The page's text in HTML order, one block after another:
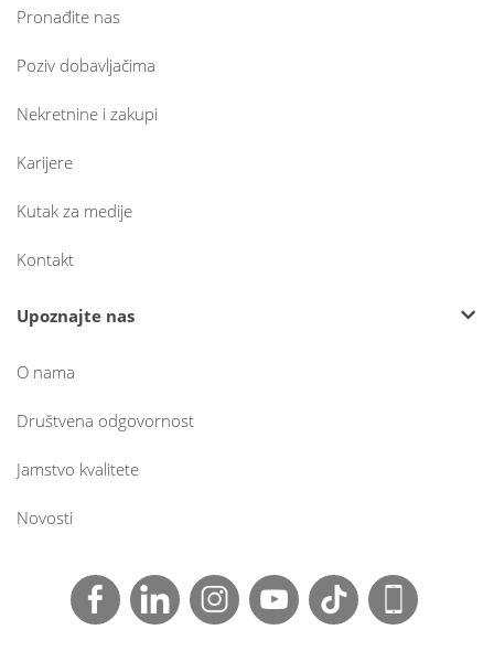
Pronađite nas
Poziv dobavljačima
Nekretnine i zakupi
Karijere
Kutak za medije
Kontakt
Upoznajte nas
O nama
Društvena odgovornost
Jamstvo kvalitete
Novosti